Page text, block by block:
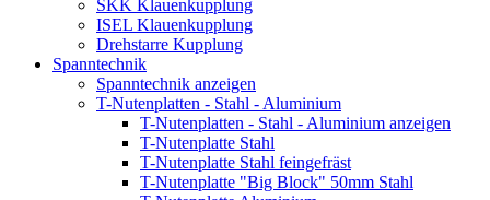
SKK Klauenkupplung
ISEL Klauenkupplung
Drehstarre Kupplung
Spanntechnik
Spanntechnik anzeigen
T-Nutenplatten - Stahl - Aluminium
T-Nutenplatten - Stahl - Aluminium anzeigen
T-Nutenplatte Stahl
T-Nutenplatte Stahl feingefräst
T-Nutenplatte "Big Block" 50mm Stahl